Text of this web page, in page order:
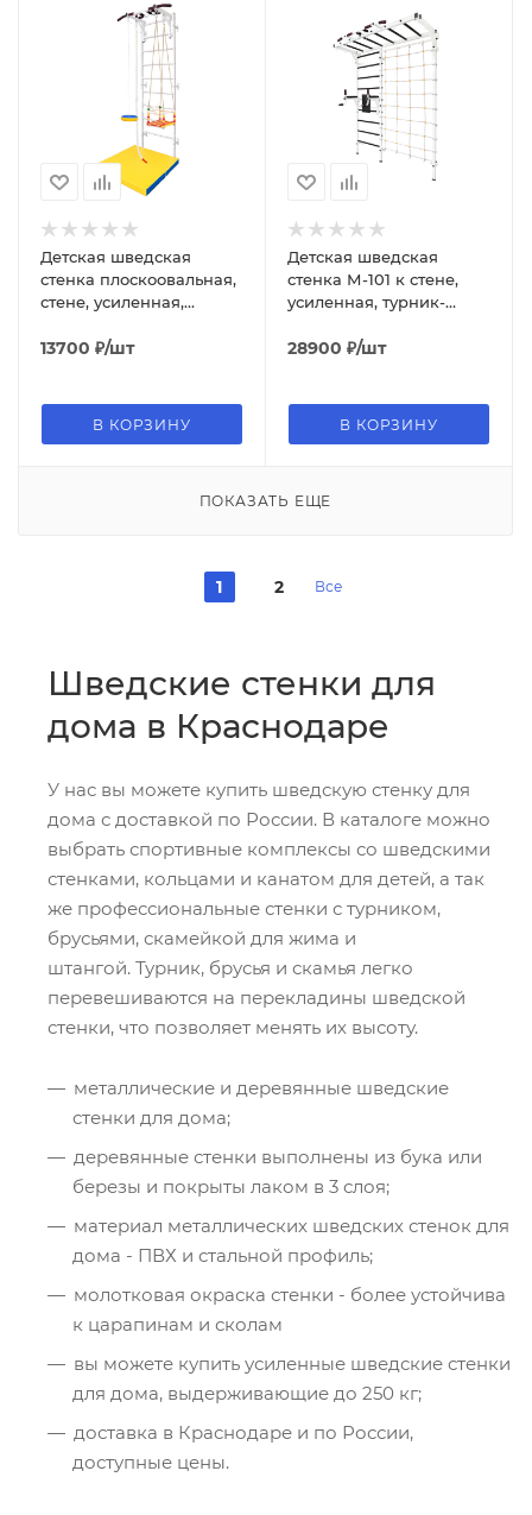
Детская шведская
стенка плоскоовальная,
стене, усиленная,
тарзанка
13700 ₽/шт
В КОРЗИНУ
Детская шведская
стенка М-101 к стене,
усиленная, турник-
брусья + пресс, сетка
28900 ₽/шт
В КОРЗИНУ
ПОКАЗАТЬ ЕЩЕ
1 2 Все
Шведские стенки для
дома в Краснодаре
У нас вы можете купить шведскую стенку для
дома с доставкой по России. В каталоге можно
выбрать спортивные комплексы со шведскими
стенками, кольцами и канатом для детей, а так
же профессиональные стенки с турником,
брусьями, скамейкой для жима и
штангой. Турник, брусья и скамья легко
перевешиваются на перекладины шведской
стенки, что позволяет менять их высоту.
металлические и деревянные шведские
стенки для дома;
деревянные стенки выполнены из бука или
березы и покрыты лаком в 3 слоя;
материал металлических шведских стенок для
дома - ПВХ и стальной профиль;
молотковая окраска стенки - более устойчива
к царапинам и сколам
вы можете купить усиленные шведские стенки
для дома, выдерживающие до 250 кг;
доставка в Краснодаре и по России,
доступные цены.